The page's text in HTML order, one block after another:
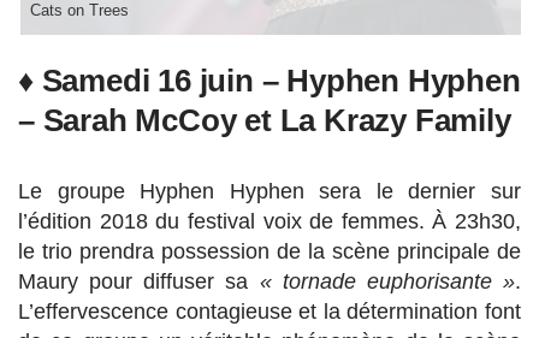
Cats on Trees
♦ Samedi 16 juin – Hyphen Hyphen
– Sarah McCoy et La Krazy Family
Le groupe Hyphen Hyphen sera le dernier sur
l’édition 2018 du festival voix de femmes. À 23h30,
le trio prendra possession de la scène principale de
Maury pour diffuser sa « tornade euphorisante ».
L’effervescence contagieuse et la détermination font